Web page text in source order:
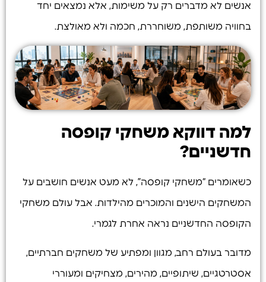
אנשים לא מדברים רק על משימות, אלא נמצאים יחד
בחוויה משותפת, משוחררת, חכמה ולא מאולצת.
למה דווקא משחקי קופסה
חדשניים?
כשאומרים “משחקי קופסה”, לא מעט אנשים חושבים על
המשחקים הישנים והמוכרים מהילדות. אבל עולם משחקי
הקופסה החדשניים נראה אחרת לגמרי.
מדובר בעולם רחב, מגוון ומפתיע של משחקים חברתיים,
אסטרטגיים, שיתופיים, מהירים, מצחיקים ומעוררי